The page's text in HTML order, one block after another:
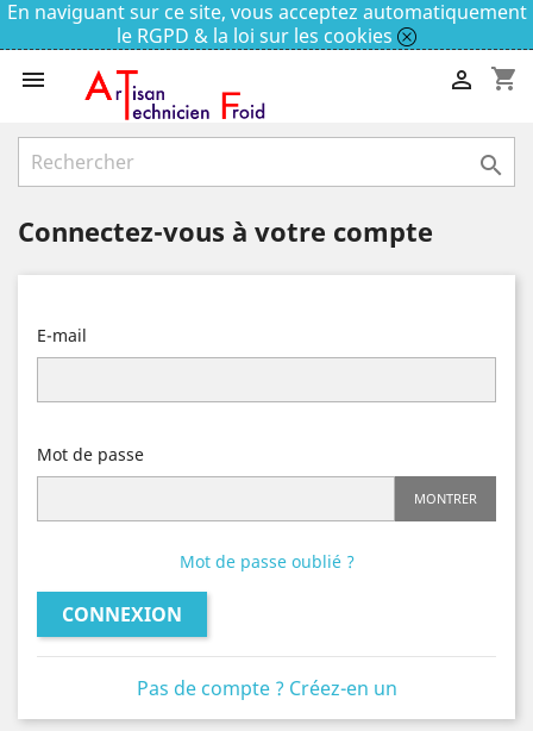
En naviguant sur ce site, vous acceptez automatiquement
le RGPD & la loi sur les cookies
 shopping_cart


Connectez-vous à votre compte
E-mail
Mot de passe
MONTRER
Mot de passe oublié ?
CONNEXION
Pas de compte ? Créez-en un